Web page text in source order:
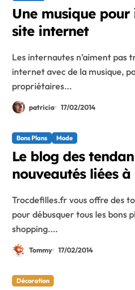
Une musique
site internet
Les internautes n’aiment pas trop les sites
internet avec de la musique,
propriétaires...
patricia 17/02/2014
Bons Plans Mode
Le blog des
nouveautés liées
Trocdefilles.fr vous offre des tonnes d’astuces
pour débusquer tous les bons
shopping....
Tommy 17/02/2014
Décoration